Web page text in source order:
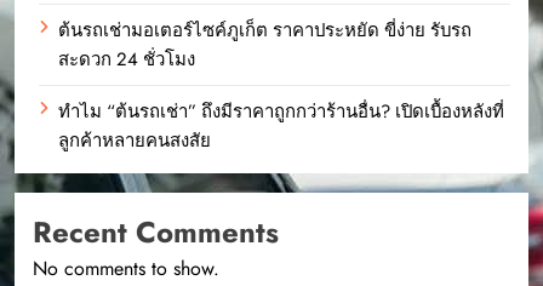
ต้นรถเช่ามอเตอร์ไซค์ภูเก็ต ราคาประหยัด ขี่ง่าย รับรถ
สะดวก 24 ชั่วโมง
ทำไม “ต้นรถเช่า” ถึงมีราคาถูกกว่าร้านอื่น? เปิดเบื้องหลังที่
ลูกค้าหลายคนสงสัย
Recent Comments
No comments to show.